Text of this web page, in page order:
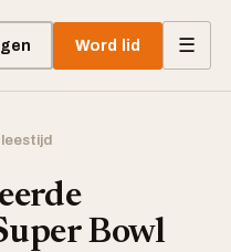
Word lid ☰
leestijd
Bowl